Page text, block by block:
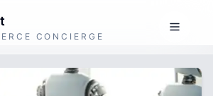
CONCIERGE